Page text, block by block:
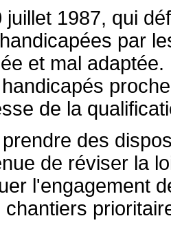
juillet 1987, qui
par
et mal
de la
des
de réviser la
l'engagement